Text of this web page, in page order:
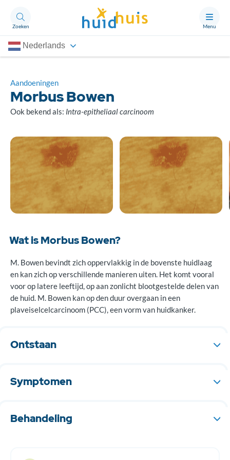
Zoeken Menu
Nederlands
Thema’s
Artikelen
Over Huidhuis
Contact
Doneren
Aandoeningen
Morbus Bowen
Ook bekend als: Intra-epitheliaal carcinoom
Wat is Morbus Bowen?
M. Bowen bevindt zich oppervlakkig in de bovenste huidlaag
en kan zich op verschillende manieren uiten. Het komt vooral
voor op latere leeftijd, op aan zonlicht blootgestelde delen van
de huid. M. Bowen kan op den duur overgaan in een
plaveiselcelcarcinoom (PCC), een vorm van huidkanker.
Ontstaan
dezelfde manier als een Aktinische Keratose (AK), dus door
langdurige blootstelling aan zonlicht waardoor huidschade
rokers en bij mensen met een verminderde weerstand door
bijvoorbeeld gebruik van bepaalde medicatie.
Symptomen
huidafwijking die kan lijken op eczeem of psoriasis. Het wordt
het meest gezien op aan zonlicht blootgestelde huid, zoals het
Behandeling